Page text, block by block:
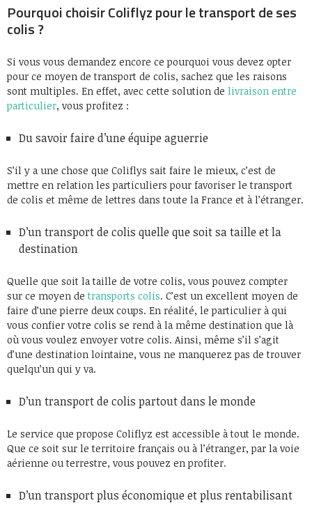
Pourquoi choisir Coliflyz pour le transport de ses
colis ?
Si vous vous demandez encore ce pourquoi vous devez opter
pour ce moyen de transport de colis, sachez que les raisons
sont multiples. En effet, avec cette solution de livraison entre
particulier, vous profitez :
Du savoir faire d’une équipe aguerrie
S’il y a une chose que Coliflys sait faire le mieux, c’est de
mettre en relation les particuliers pour favoriser le transport
de colis et même de lettres dans toute la France et à l’étranger.
D’un transport de colis quelle que soit sa taille et la
destination
Quelle que soit la taille de votre colis, vous pouvez compter
sur ce moyen detransports colis. C’est un excellent moyen de
faire d’une pierre deux coups. En réalité, le particulier à qui
vous confier votre colis se rend à la même destination que là
où vous voulez envoyer votre colis. Ainsi, même s’il s’agit
d’une destination lointaine, vous ne manquerez pas de trouver
quelqu’un qui y va.
D’un transport de colis partout dans le monde
Le service que propose Coliflyz est accessible à tout le monde.
Que ce soit sur le territoire français ou à l’étranger, par la voie
aérienne ou terrestre, vous pouvez en profiter.
D’un transport plus économique et plus rentabilisant